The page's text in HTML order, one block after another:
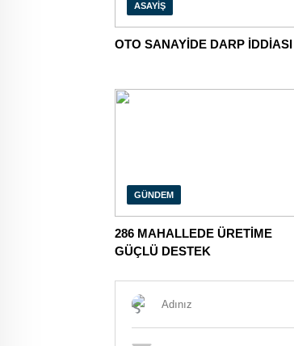
ASAYIŞ
OTO SANAYİDE DARP İDDİASI
GÜNDEM
286 MAHALLEDE ÜRETİME
GÜÇLÜ DESTEK